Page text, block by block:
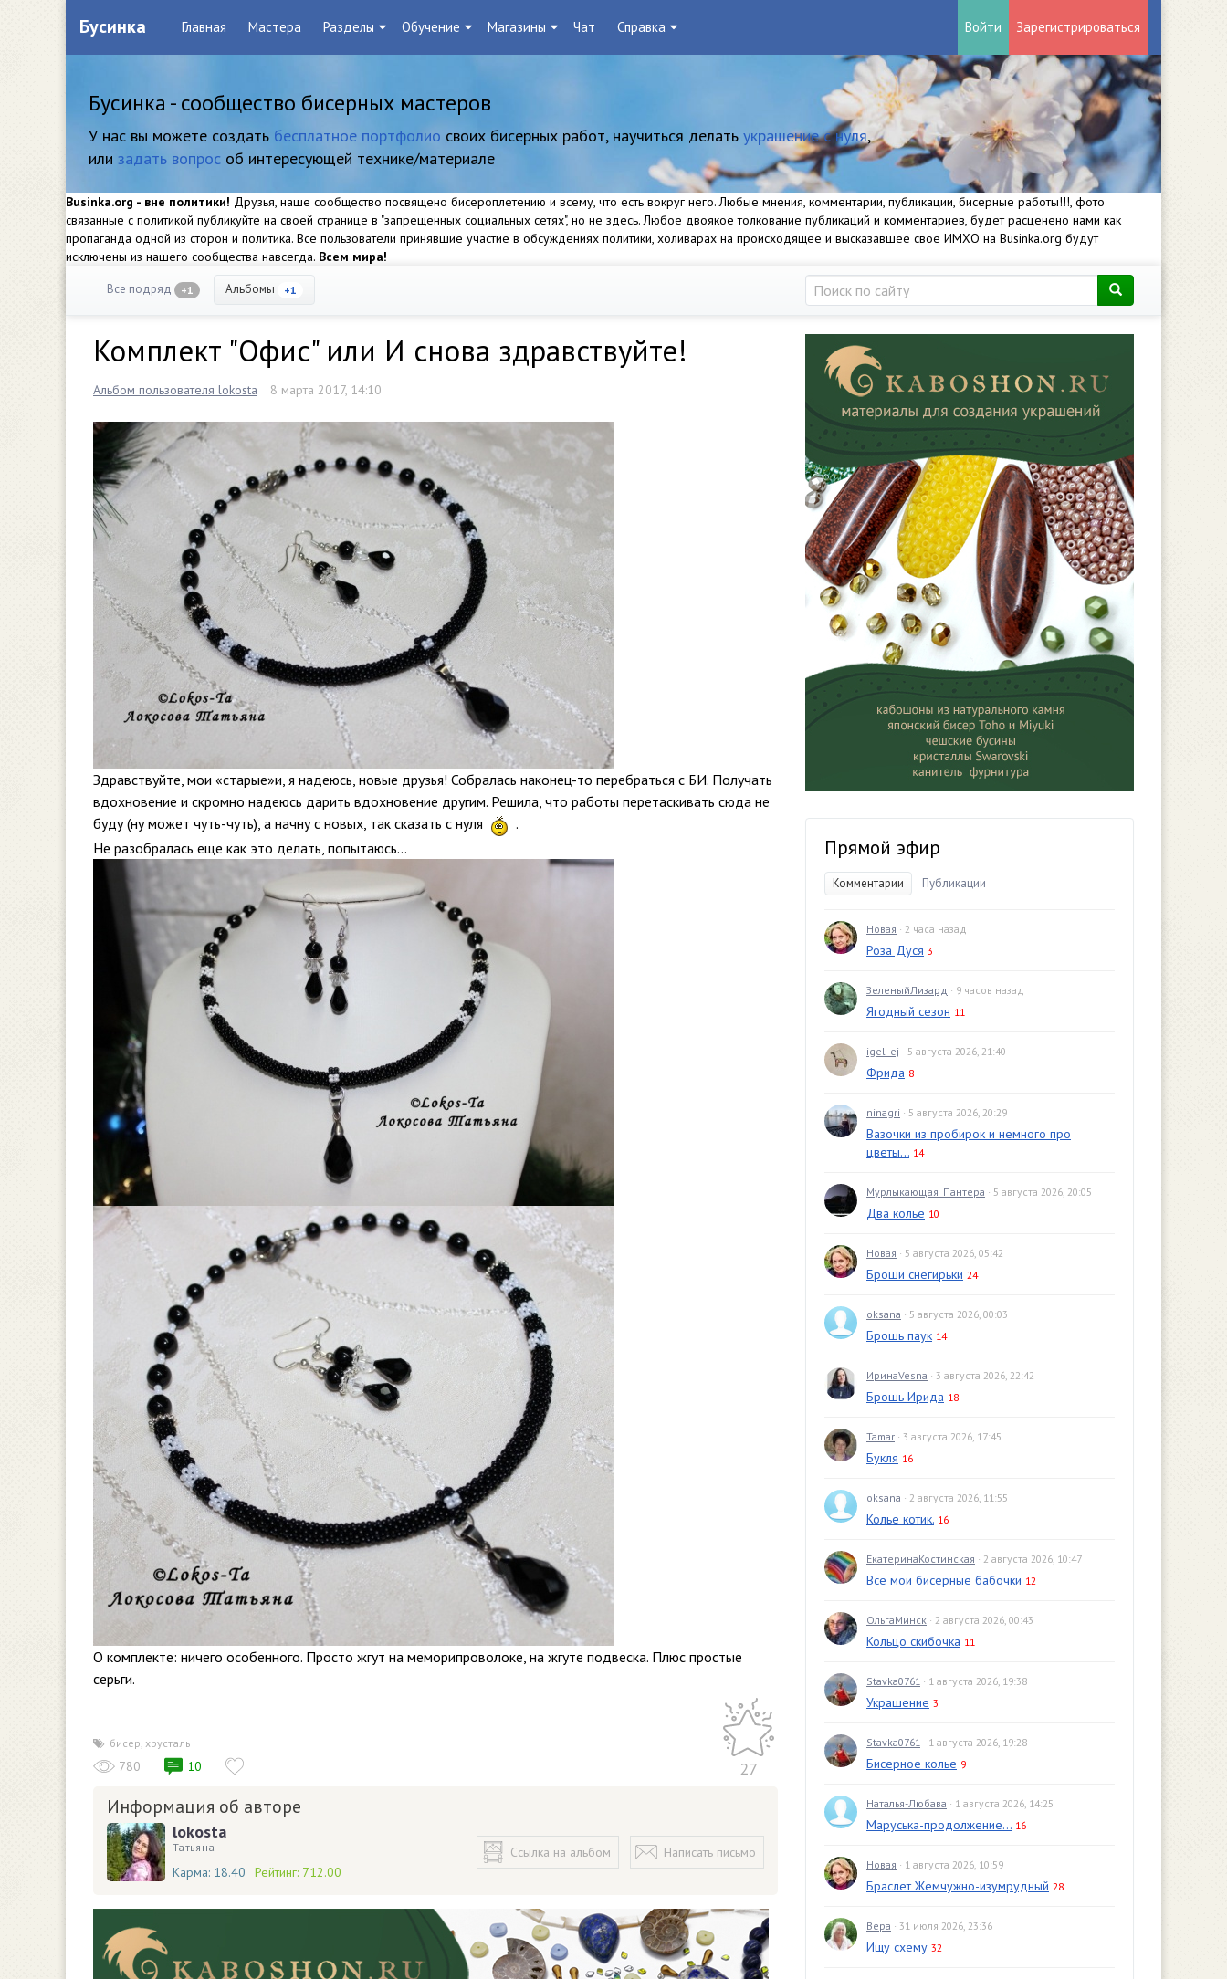
Бусинка Главная Мастера Разделы Обучение Магазины Чат Справка Войти Зарегистрироваться
Бусинка - сообщество бисерных мастеров
У нас вы можете создать бесплатное портфолио своих бисерных работ, научиться делать украшение с нуля,
или задать вопрос об интересующей технике/материале
Businka.org - вне политики! Друзья, наше сообщество посвящено бисероплетению и всему, что есть вокруг него. Любые мнения, комментарии, публикации, бисерные работы!!!, фото
связанные с политикой публикуйте на своей странице в "запрещенных социальных сетях", но не здесь. Любое двоякое толкование публикаций и комментариев, будет расценено нами как
пропаганда одной из сторон и политика. Все пользователи принявшие участие в обсуждениях политики, холиварах на происходящее и высказавшее свое ИМХО на Businka.org будут
исключены из нашего сообщества навсегда. Всем мира!
Все подряд +1 Альбомы +1
Комплект "Офис" или И снова здравствуйте!
Альбом пользователя lokosta 8 марта 2017, 14:10
Здравствуйте, мои «старые»и, я надеюсь, новые друзья! Собралась наконец-то перебраться с БИ. Получать
вдохновение и скромно надеюсь дарить вдохновение другим. Решила, что работы перетаскивать сюда не
буду (ну может чуть-чуть), а начну с новых, так сказать с нуля
.
Не разобралась еще как это делать, попытаюсь…
О комплекте: ничего особенного. Просто жгут на меморипроволоке, на жгуте подвеска. Плюс простые
серьги.
бисер, хрусталь
27
780 10
Информация об авторе
lokosta
Татьяна
Карма: 18.40 Рейтинг: 712.00
Ссылка на альбом Написать письмо
Прямой эфир
Комментарии Публикации
Новая · 2 часа назад
Роза Дуся 3
ЗеленыйЛизард · 9 часов назад
Ягодный сезон 11
igel_ej · 5 августа 2026, 21:40
Фрида 8
ninagri · 5 августа 2026, 20:29
Вазочки из пробирок и немного про
цветы... 14
Мурлыкающая_Пантера · 5 августа 2026, 20:05
Два колье 10
Новая · 5 августа 2026, 05:42
Броши снегирьки 24
oksana · 5 августа 2026, 00:03
Брошь паук 14
ИринаVesna · 3 августа 2026, 22:42
Брошь Ирида 18
Tamar · 3 августа 2026, 17:45
Букля 16
oksana · 2 августа 2026, 11:55
Колье котик. 16
ЕкатеринаКостинская · 2 августа 2026, 10:47
Все мои бисерные бабочки 12
ОльгаМинск · 2 августа 2026, 00:43
Кольцо скибочка 11
Stavka0761 · 1 августа 2026, 19:38
Украшение 3
Stavka0761 · 1 августа 2026, 19:28
Бисерное колье 9
Наталья-Любава · 1 августа 2026, 14:25
Маруська-продолжение... 16
Новая · 1 августа 2026, 10:59
Браслет Жемчужно-изумрудный 28
Вера · 31 июля 2026, 23:36
Ищу схему 32